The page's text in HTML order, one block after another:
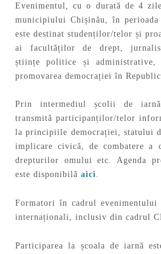
Evenimentul, cu o durată de 4
municipiului Chișinău, în perioada
este destinat studenților/telor și
ai facultăților de drept,
științe politice și administrative,
promovarea democrației în
Prin intermediul școlii de
transmită participanților/telor
la principiile democrației, statului
implicare civică, de combatere a
drepturilor omului etc. Agenda
este disponibilă aici.
Formatori în cadrul
internaționali, inclusiv din cadrul
Participarea la școala de iarnă